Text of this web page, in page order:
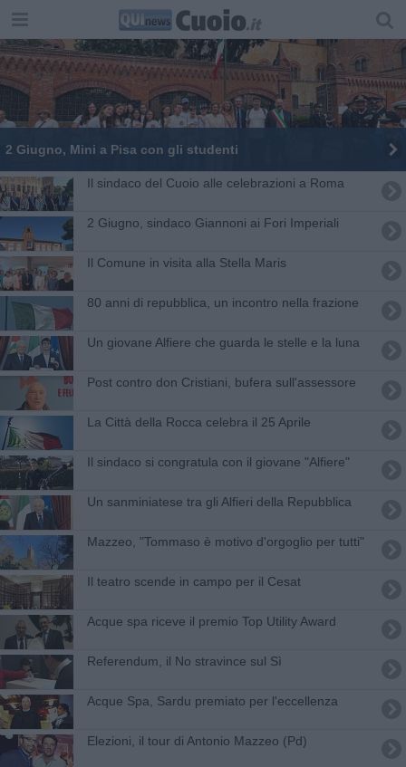
2 Giugno, Mini a Pisa con gli studenti
Il sindaco del Cuoio alle celebrazioni a Roma
2 Giugno, sindaco Giannoni ai Fori Imperiali
Il Comune in visita alla Stella Maris
80 anni di repubblica, un incontro nella frazione
Un giovane Alfiere che guarda le stelle e la luna
Post contro don Cristiani, bufera sull'assessore
La Città della Rocca celebra il 25 Aprile
Il sindaco si congratula con il giovane "Alfiere"
Un sanminiatese tra gli Alfieri della Repubblica
Mazzeo, "Tommaso è motivo d'orgoglio per tutti"
Il teatro scende in campo per il Cesat
Acque spa riceve il premio Top Utility Award
Referendum, il No stravince sul Sì
Acque Spa, Sardu premiato per l'eccellenza
Elezioni, il tour di Antonio Mazzeo (Pd)